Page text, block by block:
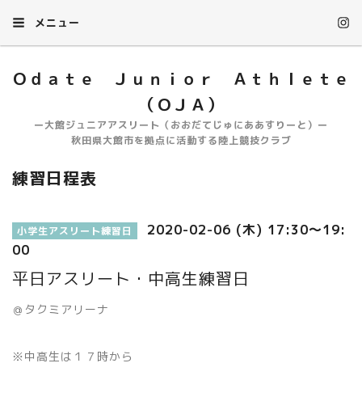
メニュー
Ｏｄａｔｅ Ｊｕｎｉｏｒ Ａｔｈｌｅｔｅ
（ＯＪＡ）
ー大館ジュニアアスリート（おおだてじゅにああすりーと）ー
秋田県大館市を拠点に活動する陸上競技クラブ
練習日程表
小学生アスリート練習日
2020-02-06 (木) 17:30～19:
00
平日アスリート・中高生練習日
＠タクミアリーナ
※中高生は１７時から